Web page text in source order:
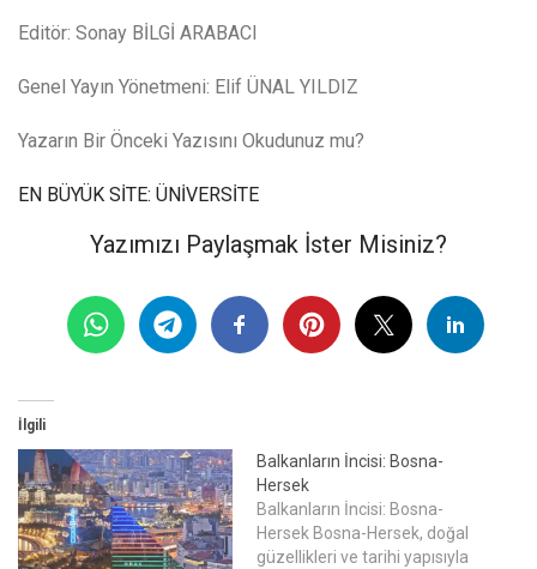
Editör: Sonay BİLGİ ARABACI
Genel Yayın Yönetmeni: Elif ÜNAL YILDIZ
Yazarın Bir Önceki Yazısını Okudunuz mu?
EN BÜYÜK SİTE: ÜNİVERSİTE
Yazımızı Paylaşmak İster Misiniz?
İlgili
Balkanların İncisi: Bosna-
Hersek
Balkanların İncisi: Bosna-
Hersek Bosna-Hersek, doğal
güzellikleri ve tarihi yapısıyla